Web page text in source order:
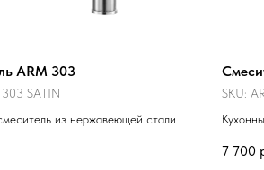
ARM 303
SATIN
из нержавеющей стали
SKU:
7 700